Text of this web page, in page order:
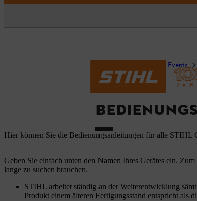
Service und Events
Hier können Sie die Bedienungsanleitungen für alle STIHL
Geben Sie einfach unten den Namen Ihres Gerätes ein.
lange zu suchen brauchen.
STIHL arbeitet ständig an der Weiterentwicklung
Produkt einem älteren Fertigungsstand entspricht als